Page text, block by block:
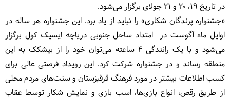
در تاریخ ۱۹، 20 و ۲۱ جولای برگزار می‌شود.
«جشنواره پرندگان شکاری» را نباید از یاد برد. این جشنواره هر ساله در
اوایل ماه آگوست در امتداد ساحل جنوبی دریاچه ایسیک کول برگزار
می‌شود و با یک رانندگی ۴ ساعته می‌توان خود را از بیشکک به این
منطقه رساند و در جشنواره شرکت کرد. این رویداد فرصتی عالی برای
کسب اطلاعات بیشتر در مورد فرهنگ قرقیزستان و سنت‌های مردم محلی
از طریق رقص، انواع بازی‌ها، اسب بازی و نمایش شکار توسط عقاب